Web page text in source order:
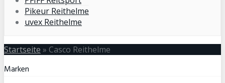
Pikeur Reithelme
uvex Reithelme
Startseite » Casco Reithelme
Marken